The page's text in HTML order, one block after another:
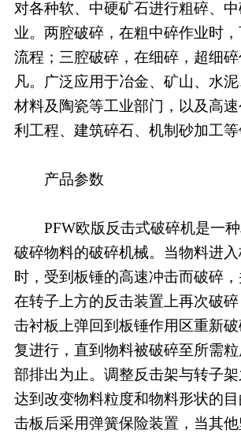
对各种软、中硬矿石进行粗碎、
业。两腔破碎，在粗中碎作业时
流程；三腔破碎，在细碎，超细
凡。广泛应用于冶金、矿山、水
材料及陶瓷等工业部门，以及高
利工程、建筑碎石、机制砂加工等
产品参数
PFW欧版反击式破碎机是一种
破碎物料的破碎机械。当物料进
时，受到板锤的高速冲击而破碎
在转子上方的反击装置上再次破
击衬板上弹回到板锤作用区重新
复进行，直到物料被破碎至所需
部排出为止。调整反击架与转子
达到改变物料粒度和物料形状的
击板后采用弹簧保险装置，当其